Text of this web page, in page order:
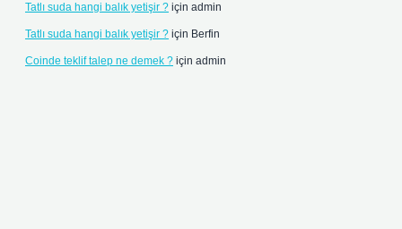
Tatlı suda hangi balık yetişir ? için admin
Tatlı suda hangi balık yetişir ? için Berfin
Coinde teklif talep ne demek ? için admin